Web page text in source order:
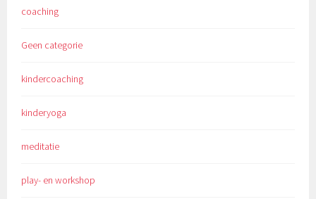
coaching
Geen categorie
kindercoaching
kinderyoga
meditatie
play- en workshop